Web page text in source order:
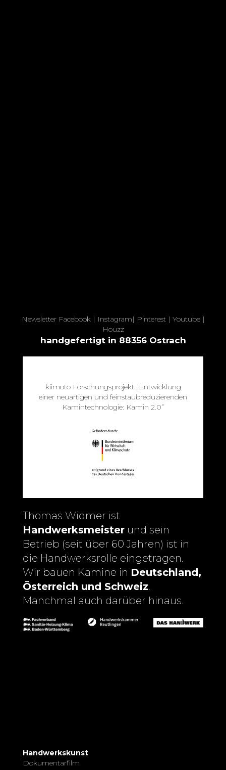
Newsletter Facebook| Instagram| Pinterest| Youtube|
Houzz
handgefertigt in 88356 Ostrach
kiimoto Forschungsprojekt „Entwicklung
einer neuartigen und feinstaubreduzierenden
Kamintechnologie: Kamin 2.0”
Thomas Widmer ist
Handwerksmeister und sein
Betrieb (seit über 60 Jahren) ist in
die Handwerksrolle eingetragen.
Wir bauen Kamine in Deutschland,
Österreich und Schweiz
Manchmal auch darüber hinaus.
Handwerkskunst
Dokumentarfilm